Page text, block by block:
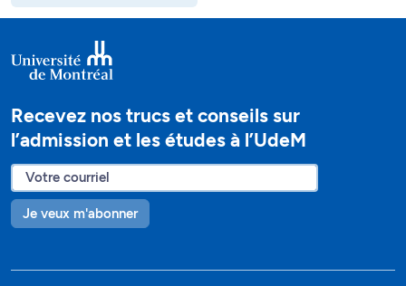
Recevez nos trucs et conseils sur
l’admission et les études à l’UdeM
Je veux m'abonner